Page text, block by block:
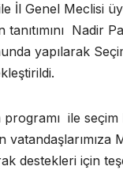
İl Genel Meclisi
tanıtımını Nadir
yapılarak
programı ile
vatandaşlarımıza
destekleri için